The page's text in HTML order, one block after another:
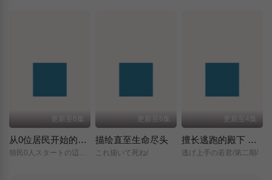
更新至6集
从0位居民开始的边境领主大人
領民0人スタートの辺境領主様/
更新至6集
描绘直至生命尽头
これ描いて死ね/
更新至4集
擅长逃跑的殿下 第二季
逃げ上手の若君/第二期/